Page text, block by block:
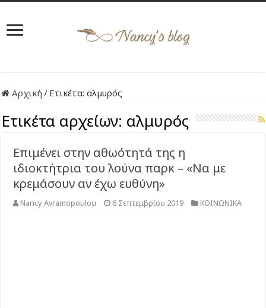
Αρχική / Ετικέτα:αλμυρός
Ετικέτα αρχείων: αλμυρός
Επιμένει στην αθωότητά της η
ιδιοκτήτρια του λούνα παρκ – «Να με
κρεμάσουν αν έχω ευθύνη»
Nancy Avramopoulou 6 Σεπτεμβρίου 2019 ΚΟΙΝΩΝΙΚΑ